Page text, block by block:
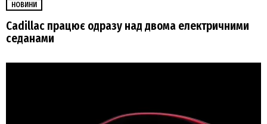
НОВИНИ
Cadillac працює одразу над двома електричними
седанами